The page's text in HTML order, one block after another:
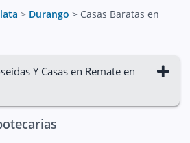
> Durango > Casas Baratas en
Y Casas en Remate en